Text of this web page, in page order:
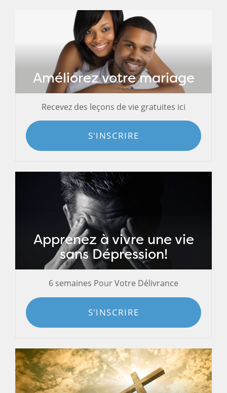
Améliorez votre mariage
Recevez des leçons de vie gratuites ici
S'INSCRIRE
Apprenez à vivre une vie
sans Dépression!
6 semaines Pour Votre Délivrance
S'INSCRIRE